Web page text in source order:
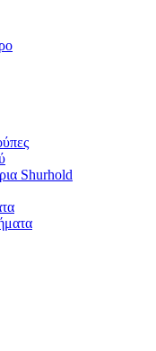
Shurhold